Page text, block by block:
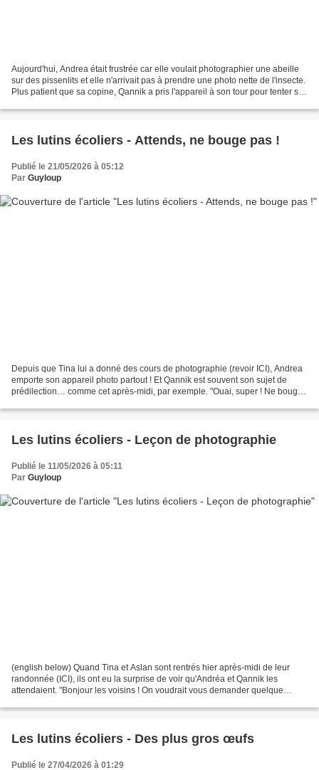
Aujourd'hui, Andrea était frustrée car elle voulait photographier une abeille
sur des pissenlits et elle n'arrivait pas à prendre une photo nette de l'insecte.
Plus patient que sa copine, Qannik a pris l'appareil à son tour pour tenter sa
Les lutins écoliers - Attends, ne bouge pas !
Publié le 21/05/2026 à 05:12
Par Guyloup
Depuis que Tina lui a donné des cours de photographie (revoir ICI), Andrea
emporte son appareil photo partout ! Et Qannik est souvent son sujet de
prédilection… comme cet après-midi, par exemple. "Ouai, super ! Ne bouge
Les lutins écoliers - Leçon de photographie
Publié le 11/05/2026 à 05:11
Par Guyloup
(english below) Quand Tina et Aslan sont rentrés hier après-midi de leur
randonnée (ICI), ils ont eu la surprise de voir qu'Andréa et Qannik les
attendaient. "Bonjour les voisins ! On voudrait vous demander quelque
Les lutins écoliers - Des plus gros œufs
Publié le 27/04/2026 à 01:29